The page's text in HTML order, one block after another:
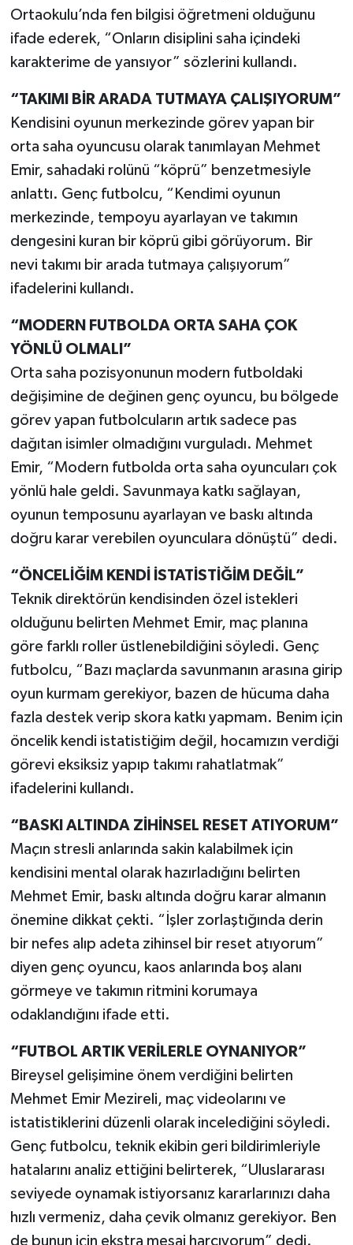
Ortaokulu’nda fen bilgisi öğretmeni olduğunu
ifade ederek, “Onların disiplini saha içindeki
karakterime de yansıyor” sözlerini kullandı.
“TAKIMI BİR ARADA TUTMAYA ÇALIŞIYORUM”
Kendisini oyunun merkezinde görev yapan bir
orta saha oyuncusu olarak tanımlayan Mehmet
Emir, sahadaki rolünü “köprü” benzetmesiyle
anlattı. Genç futbolcu, “Kendimi oyunun
merkezinde, tempoyu ayarlayan ve takımın
dengesini kuran bir köprü gibi görüyorum. Bir
nevi takımı bir arada tutmaya çalışıyorum”
ifadelerini kullandı.
“MODERN FUTBOLDA ORTA SAHA ÇOK
YÖNLÜ OLMALI”
Orta saha pozisyonunun modern futboldaki
değişimine de değinen genç oyuncu, bu bölgede
görev yapan futbolcuların artık sadece pas
dağıtan isimler olmadığını vurguladı. Mehmet
Emir, “Modern futbolda orta saha oyuncuları çok
yönlü hale geldi. Savunmaya katkı sağlayan,
oyunun temposunu ayarlayan ve baskı altında
doğru karar verebilen oyunculara dönüştü” dedi.
“ÖNCELİĞİM KENDİ İSTATİSTİĞİM DEĞİL”
Teknik direktörün kendisinden özel istekleri
olduğunu belirten Mehmet Emir, maç planına
göre farklı roller üstlenebildiğini söyledi. Genç
futbolcu, “Bazı maçlarda savunmanın arasına girip
oyun kurmam gerekiyor, bazen de hücuma daha
fazla destek verip skora katkı yapmam. Benim için
öncelik kendi istatistiğim değil, hocamızın verdiği
görevi eksiksiz yapıp takımı rahatlatmak”
ifadelerini kullandı.
“BASKI ALTINDA ZİHİNSEL RESET ATIYORUM”
Maçın stresli anlarında sakin kalabilmek için
kendisini mental olarak hazırladığını belirten
Mehmet Emir, baskı altında doğru karar almanın
önemine dikkat çekti. “İşler zorlaştığında derin
bir nefes alıp adeta zihinsel bir reset atıyorum”
diyen genç oyuncu, kaos anlarında boş alanı
görmeye ve takımın ritmini korumaya
odaklandığını ifade etti.
“FUTBOL ARTIK VERİLERLE OYNANIYOR”
Bireysel gelişimine önem verdiğini belirten
Mehmet Emir Mezireli, maç videolarını ve
istatistiklerini düzenli olarak incelediğini söyledi.
Genç futbolcu, teknik ekibin geri bildirimleriyle
hatalarını analiz ettiğini belirterek, “Uluslararası
seviyede oynamak istiyorsanız kararlarınızı daha
hızlı vermeniz, daha çevik olmanız gerekiyor. Ben
de bunun için ekstra mesai harcıyorum” dedi.